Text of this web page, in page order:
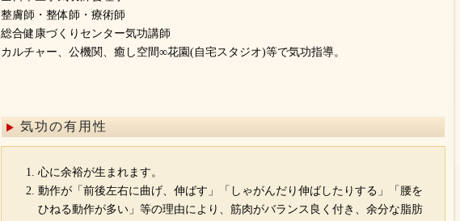
整膚師・整体師・療術師
総合健康づくりセンター気功講師
カルチャー、公機関、癒し空間∞花園(自宅スタジオ)等で気功指導。
気功の有用性
心に余裕が生まれます。
動作が「前後左右に曲げ、伸ばす」「しゃがんだり伸ばしたりする」「腰を
ひねる動作が多い」等の理由により、筋肉がバランス良く付き、余分な脂肪